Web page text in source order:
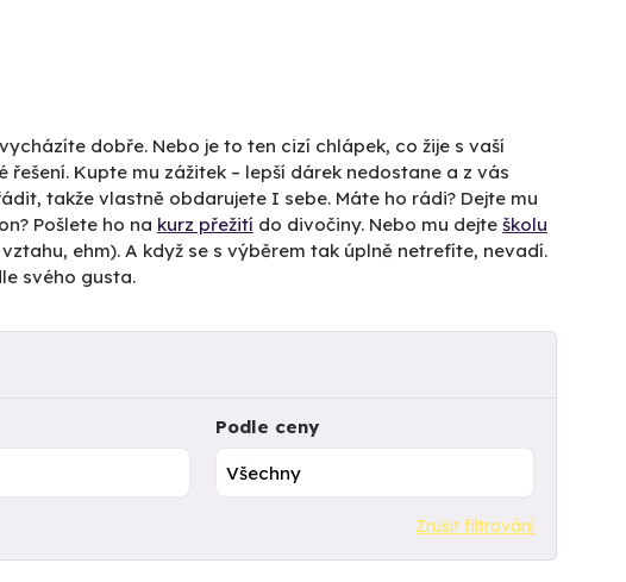
dobře. Nebo je to ten cizí chlápek, co žije s vaší
Kupte mu zážitek – lepší dárek nedostane a z vás
takže vlastně obdarujete I sebe. Máte ho rádi? Dejte mu
Pošlete ho na kurz přežití do divočiny. Nebo mu dejte školu
ehm). A když se s výběrem tak úplně netrefíte, nevadí.
svého gusta.
Podle ceny
Zrušit filtrování